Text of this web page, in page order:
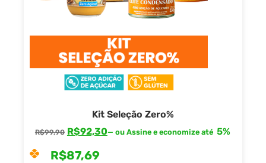
Kit Seleção Zero%
R$99,90 R$92,30— ou Assine e economize até 5%
R$87,69